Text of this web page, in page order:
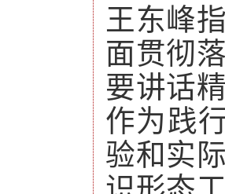
王东峰
面贯彻
要讲话
作为践
验和实